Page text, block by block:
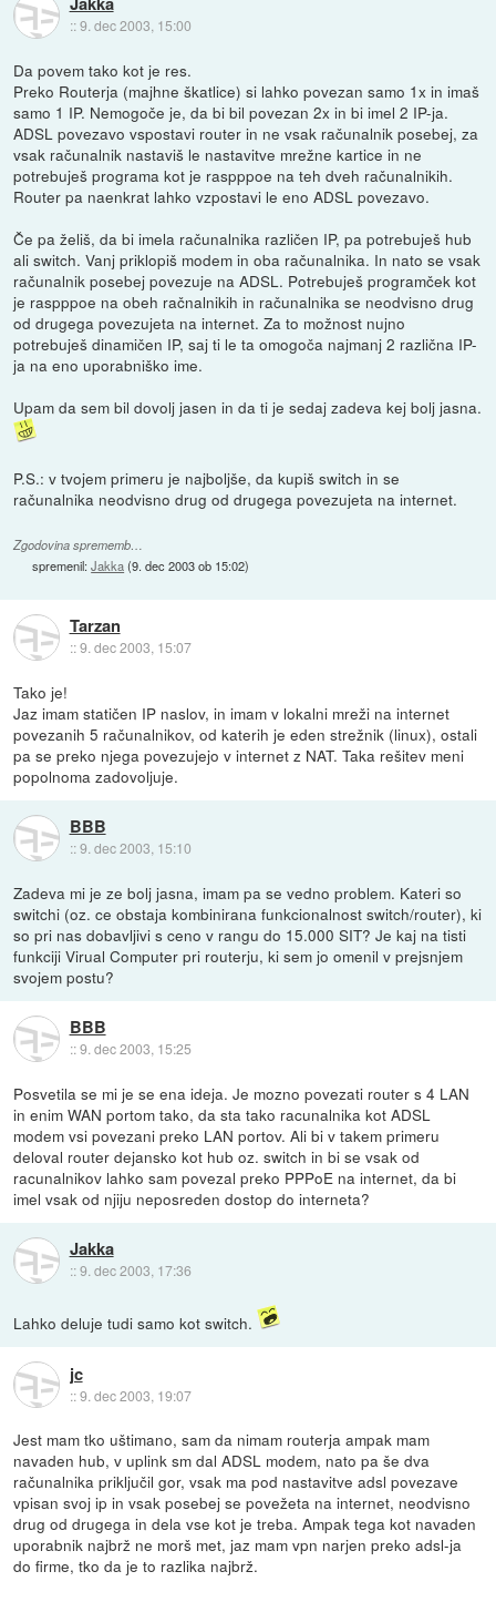
::9. dec 2003, 15:00
Da povem tako kot je res.
Preko Routerja (majhne škatlice) si lahko povezan samo 1x in imaš
samo 1 IP. Nemogoče je, da bi bil povezan 2x in bi imel 2 IP-ja.
ADSL povezavo vspostavi router in ne vsak računalnik posebej, za
vsak računalnik nastaviš le nastavitve mrežne kartice in ne
potrebuješ programa kot je raspppoe na teh dveh računalnikih.
Router pa naenkrat lahko vzpostavi le eno ADSL povezavo.
Če pa želiš, da bi imela računalnika različen IP, pa potrebuješ hub
ali switch. Vanj priklopiš modem in oba računalnika. In nato se vsak
računalnik posebej povezuje na ADSL. Potrebuješ programček kot
je raspppoe na obeh račnalnikih in računalnika se neodvisno drug
od drugega povezujeta na internet. Za to možnost nujno
potrebuješ dinamičen IP, saj ti le ta omogoča najmanj 2 različna IP-
ja na eno uporabniško ime.
Upam da sem bil dovolj jasen in da ti je sedaj zadeva kej bolj jasna.
P.S.: v tvojem primeru je najboljše, da kupiš switch in se
računalnika neodvisno drug od drugega povezujeta na internet.
Zgodovina sprememb…
spremenil:Jakka(9. dec 2003 ob 15:02)
Tarzan
::9. dec 2003, 15:07
Tako je!
Jaz imam statičen IP naslov, in imam v lokalni mreži na internet
povezanih 5 računalnikov, od katerih je eden strežnik (linux), ostali
pa se preko njega povezujejo v internet z NAT. Taka rešitev meni
popolnoma zadovoljuje.
BBB
::9. dec 2003, 15:10
Zadeva mi je ze bolj jasna, imam pa se vedno problem. Kateri so
switchi (oz. ce obstaja kombinirana funkcionalnost switch/router), ki
so pri nas dobavljivi s ceno v rangu do 15.000 SIT? Je kaj na tisti
funkciji Virual Computer pri routerju, ki sem jo omenil v prejsnjem
svojem postu?
BBB
::9. dec 2003, 15:25
Posvetila se mi je se ena ideja. Je mozno povezati router s 4 LAN
in enim WAN portom tako, da sta tako racunalnika kot ADSL
modem vsi povezani preko LAN portov. Ali bi v takem primeru
deloval router dejansko kot hub oz. switch in bi se vsak od
racunalnikov lahko sam povezal preko PPPoE na internet, da bi
imel vsak od njiju neposreden dostop do interneta?
Jakka
::9. dec 2003, 17:36
Lahko deluje tudi samo kot switch.
jc
::9. dec 2003, 19:07
Jest mam tko uštimano, sam da nimam routerja ampak mam
navaden hub, v uplink sm dal ADSL modem, nato pa še dva
računalnika priključil gor, vsak ma pod nastavitve adsl povezave
vpisan svoj ip in vsak posebej se povežeta na internet, neodvisno
drug od drugega in dela vse kot je treba. Ampak tega kot navaden
uporabnik najbrž ne morš met, jaz mam vpn narjen preko adsl-ja
do firme, tko da je to razlika najbrž.